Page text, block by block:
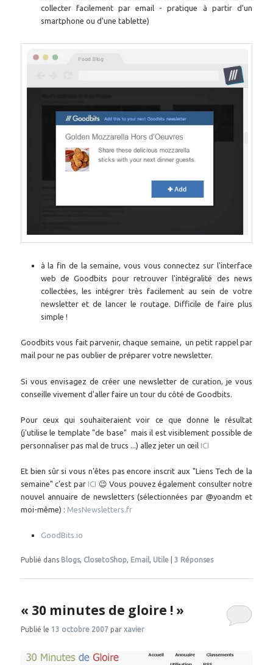
collecter facilement par email - pratique à partir d'un
smartphone ou d'une tablette)
à la fin de la semaine, vous vous connectez sur l'interface
web de Goodbits pour retrouver l'intégralité des news
collectées, les intégrer très facilement au sein de votre
newsletter et de lancer le routage. Difficile de faire plus
simple !
Goodbits vous fait parvenir, chaque semaine, un petit rappel par
mail pour ne pas oublier de préparer votre newsletter.
Si vous envisagez de créer une newsletter de curation, je vous
conseille vivement d'aller faire un tour du côté de Goodbits.
Pour ceux qui souhaiteraient voir ce que donne le résultat
(j'utilise le template "de base" mais il est visiblement possible de
personnaliser pas mal de trucs ...) allez jeter un œilICI
Et bien sûr si vous n'êtes pas encore inscrit aux "Liens Tech de la
semaine" c'est parICI 😉 Vous pouvez également consulter notre
nouvel annuaire de newsletters (sélectionnées par @yoandm et
moi-même) : MesNewsletters.fr
GoodBits.io
Publié dans Blogs, ClosetoShop, Email, Utile |3 Réponses
« 30 minutes de gloire ! »
Publié le13 octobre 2007 parxavier